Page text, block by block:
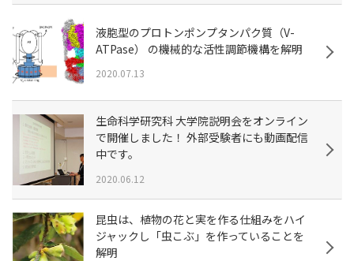
液胞型のプロトンポンプタンパク質（V-
ATPase） の機械的な活性調節機構を解明
2020.07.13
生命科学研究科 大学院説明会をオンライン
で開催しました！ 外部受験者にも動画配信
中です。
2020.06.12
昆虫は、植物の花と実を作る仕組みをハイ
ジャックし「虫こぶ」を作っていることを
解明